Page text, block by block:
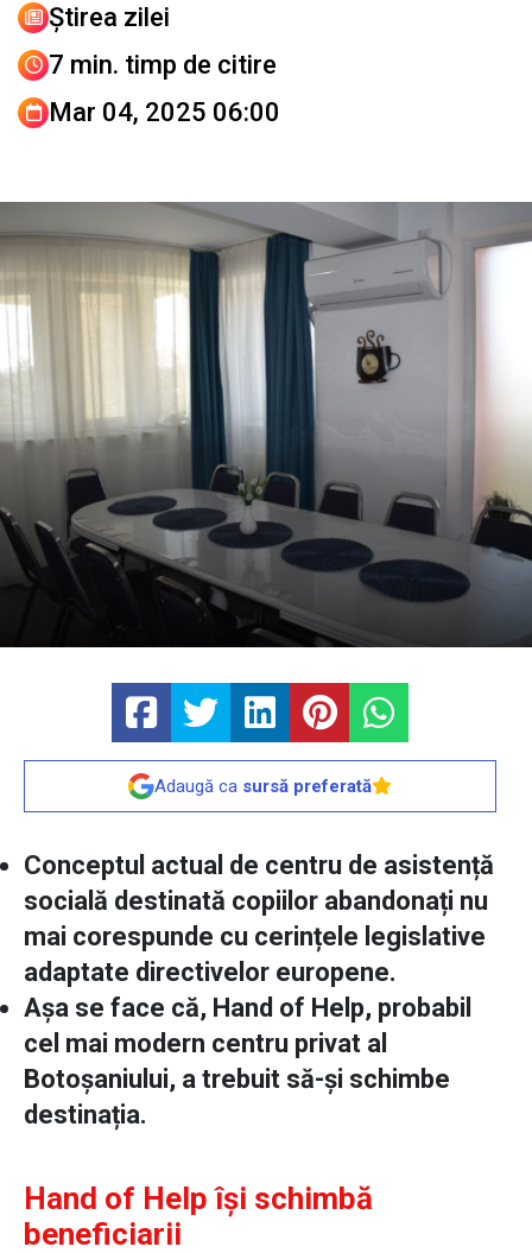
Știrea zilei
7 min. timp de citire
Mar 04, 2025 06:00
Adaugă ca sursă preferată
Conceptul actual de centru de asistență
socială destinată copiilor abandonați nu
mai corespunde cu cerințele legislative
adaptate directivelor europene.
Așa se face că, Hand of Help, probabil
cel mai modern centru privat al
Botoșaniului, a trebuit să-și schimbe
destinația.
Hand of Help își schimbă
beneficiarii